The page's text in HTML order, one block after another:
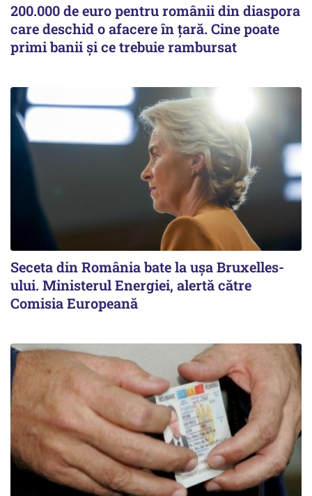
200.000 de euro pentru românii din diaspora
care deschid o afacere în țară. Cine poate
primi banii și ce trebuie rambursat
Seceta din România bate la ușa Bruxelles-
ului. Ministerul Energiei, alertă către
Comisia Europeană